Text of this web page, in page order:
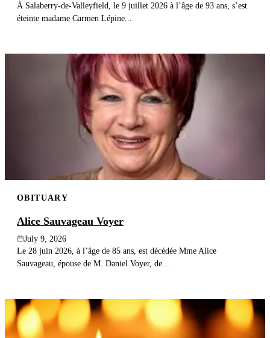
À Salaberry-de-Valleyfield, le 9 juillet 2026 à l’âge de 93 ans, s’est
éteinte madame Carmen Lépine...
OBITUARY
Alice Sauvageau Voyer
July 9, 2026
Le 28 juin 2026, à l’âge de 85 ans, est décédée Mme Alice
Sauvageau, épouse de M. Daniel Voyer, de...